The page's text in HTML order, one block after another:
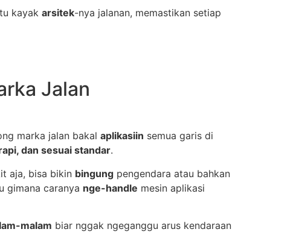
kayak arsitek-nya jalanan, memastikan setiap
Jalan
marka jalan bakal aplikasiin semua garis di
dan sesuai standar.
aja, bisa bikin bingung pengendara atau bahkan
gimana caranya nge-handle mesin aplikasi
malam biar nggak ngeganggu arus kendaraan